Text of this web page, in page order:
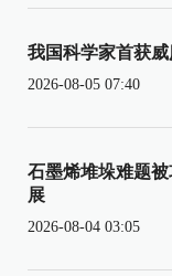
我国科学家首获
2026-08-05 07:40
石墨烯堆垛难题
展
2026-08-04 03:05